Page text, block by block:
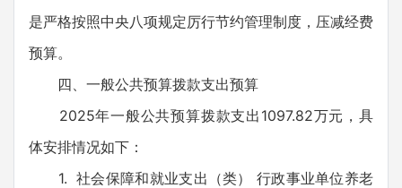
是严格按照中央八项规定厉行节约管理制度，压减经费
预算。
四、一般公共预算拨款支出预算
2025年一般公共预算拨款支出1097.82万元，具
体安排情况如下：
1. 社会保障和就业支出（类） 行政事业单位养老